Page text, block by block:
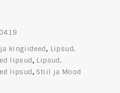
kingiideed, Lipsud,
lipsud, Lipsud,
lipsud, Stiil ja Mood